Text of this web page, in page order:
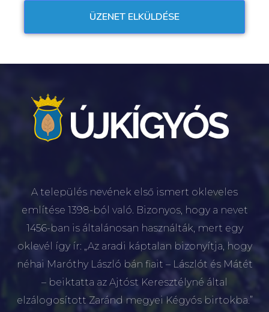
A település nevének első ismert okleveles
említése 1398-ból való. Bizonyos, hogy a nevet
1456-ban is általánosan használták, mert egy
oklevél így ír: „Az aradi káptalan bizonyítja, hogy
néhai Maróthy László bán fiait – Lászlót és Mátét
– beiktatta az Ajtóst Keresztélyné által
elzálogosított Zaránd megyei Kégyós birtokba.”